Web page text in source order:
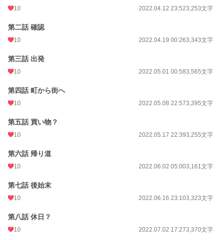
10 2022.04.12 23:523,253文字
第二話 確認
10 2022.04.19 00:263,343文字
第三話 出発
10 2022.05.01 00:583,565文字
第四話 町から街へ
10 2022.05.08 22:573,395文字
第五話 買い物？
10 2022.05.17 22:393,255文字
第六話 帰り道
10 2022.06.02 05:003,161文字
第七話 後始末
10 2022.06.16 23:103,323文字
第八話 休日？
10 2022.07.02 17:273,370文字